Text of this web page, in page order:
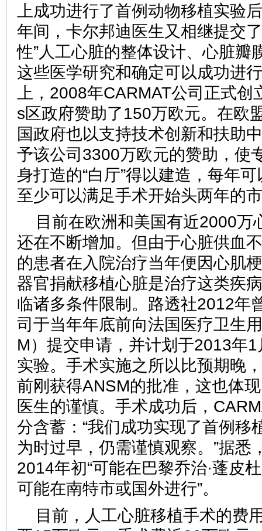
上成功进行了首例动物移植实验
年间，卡尔邦迪医生又相继提交
性”人工心脏的整体设计、心脏瓣
这些医学研究和确定可以成功进
上，2008年CARMAT公司正式
s区政府赞助了150万欧元。在欧
国政府也以支持技术创新和扶助
予该公司3300万欧元的赞助，使
身打造的“白厅”得以建造，每年
至少可以满足手术开始头两年的
目前在欧洲和美国有近2000万
还在不断增加。但由于心脏供血
的患者在入院治疗当年便因心肌
器官捐献移植心脏是治疗这类疾
临诸多条件限制。路透社2012年
司于当年年底前向法国医疗卫生
M）提交申请，并计划于2013年
实验。手术实施之所以比预期晚
前刚获得ANSM的批准，这也体
医生的谨慎。手术成功后，
分含蓄：“我们成功实现了首例移
为时过早，仍需谨慎观察。”据悉
2014年初“可能在巴黎乔治·蓬皮
可能在南特市或国外进行”。
目前，人工心脏移植手术的费